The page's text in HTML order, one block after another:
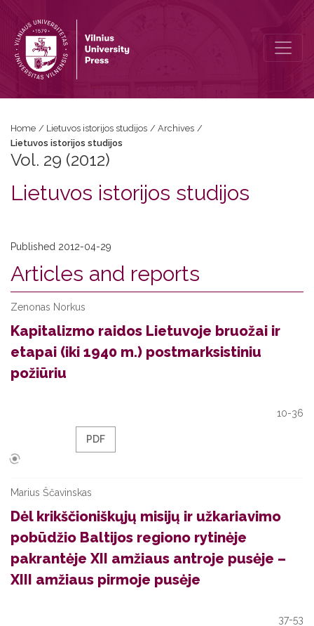
Home / Lietuvos istorijos studijos / Archives /
Lietuvos istorijos studijos
Vol. 29 (2012)
Lietuvos istorijos studijos
Published 2012-04-29
Articles and reports
Zenonas Norkus
Kapitalizmo raidos Lietuvoje bruožai ir
etapai (iki 1940 m.) postmarksistiniu
požiūriu
10-36
PDF
Marius Ščavinskas
Dėl krikščioniškųjų misijų ir užkariavimo
pobūdžio Baltijos regiono rytinėje
pakrantėje XII amžiaus antroje pusėje –
XIII amžiaus pirmoje pusėje
37-53